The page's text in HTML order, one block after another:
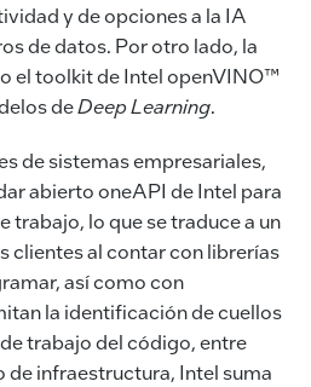
y de opciones a la IA
de datos. Por otro lado, la
el toolkit de Intel openVINO™
deDeep Learning.
de sistemas empresariales,
abierto oneAPI de Intel para
trabajo, lo que se traduce a un
clientes al contar con librerías
así como con
la identificación de cuellos
trabajo del código, entre
de infraestructura, Intel suma